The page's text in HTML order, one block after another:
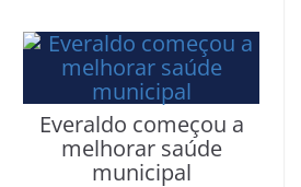
Everaldo começou a
melhorar saúde
municipal